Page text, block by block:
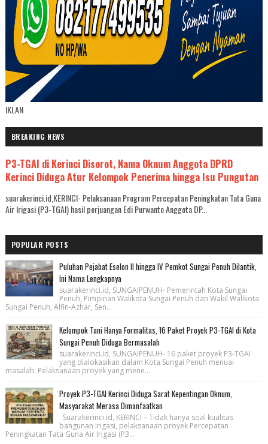
IKLAN
BREAKING NEWS
P3-TGAI di Kerinci Disorot, Nama Oknum Anggota DPRD
Kerinci Diduga Atur Kelompok Penerima hingga Isu Pungutan
suarakerinci.id,KERINCI- Pelaksanaan Program Percepatan Peningkatan Tata Guna
Air Irigasi (P3-TGAI) hasil perjuangan Edi Purwanto Anggota DP...
POPULAR POSTS
Puluhan Pejabat Eselon II hingga IV Pemkot Sungai Penuh Dilantik,
Ini Nama Lengkapnya
suarakerinci.id, SUNGAIPENUH- Pemerintah Kota Sungai
Penuh, Pimpinan Walikota Sungai Penuh dan Wakil Walikota
Sungai Penuh, Alfin-Azhar, Sen...
Kelompok Tani Hanya Formalitas, 16 Paket Proyek P3-TGAI di Kota
Sungai Penuh Diduga Bermasalah
suarakerinci.id, SUNGAIPENUH- 16 paket proyek P3-TGAI
yang dialokasikan dalam Kota Sungai Penuh menuai
masalah. Pelaksanaan proyek yang mene...
Proyek P3-TGAI Kerinci Diduga Sarat Kepentingan Oknum,
Masyarakat Merasa Dimanfaatkan
Suarakerinci.id, KERINCI – Tidak hanya soal kualitas
bangunan irigasi, pelaksanaan proyek Percepatan
Peningkatan Tata Guna Air Irigasi (P3...